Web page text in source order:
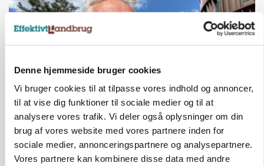
Denne hjemmeside bruger cookies
Vi bruger cookies til at tilpasse vores indhold og annoncer,
til at vise dig funktioner til sociale medier og til at
analysere vores trafik. Vi deler også oplysninger om din
brug af vores website med vores partnere inden for
sociale medier, annonceringspartnere og analysepartnere.
Vores partnere kan kombinere disse data med andre
CAP-I-DANMARK
Fjerkræbranchen: - Vi forlanger ens
konkurrence- og produktionsvilkår